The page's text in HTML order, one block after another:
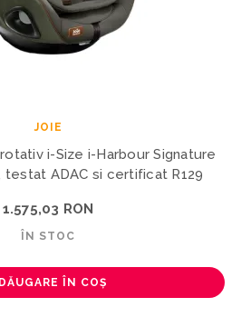
JOIE
i-Size i-Harbour Signature
testat ADAC si certificat R129
1.575,03 RON
ÎN STOC
ÎN COȘ